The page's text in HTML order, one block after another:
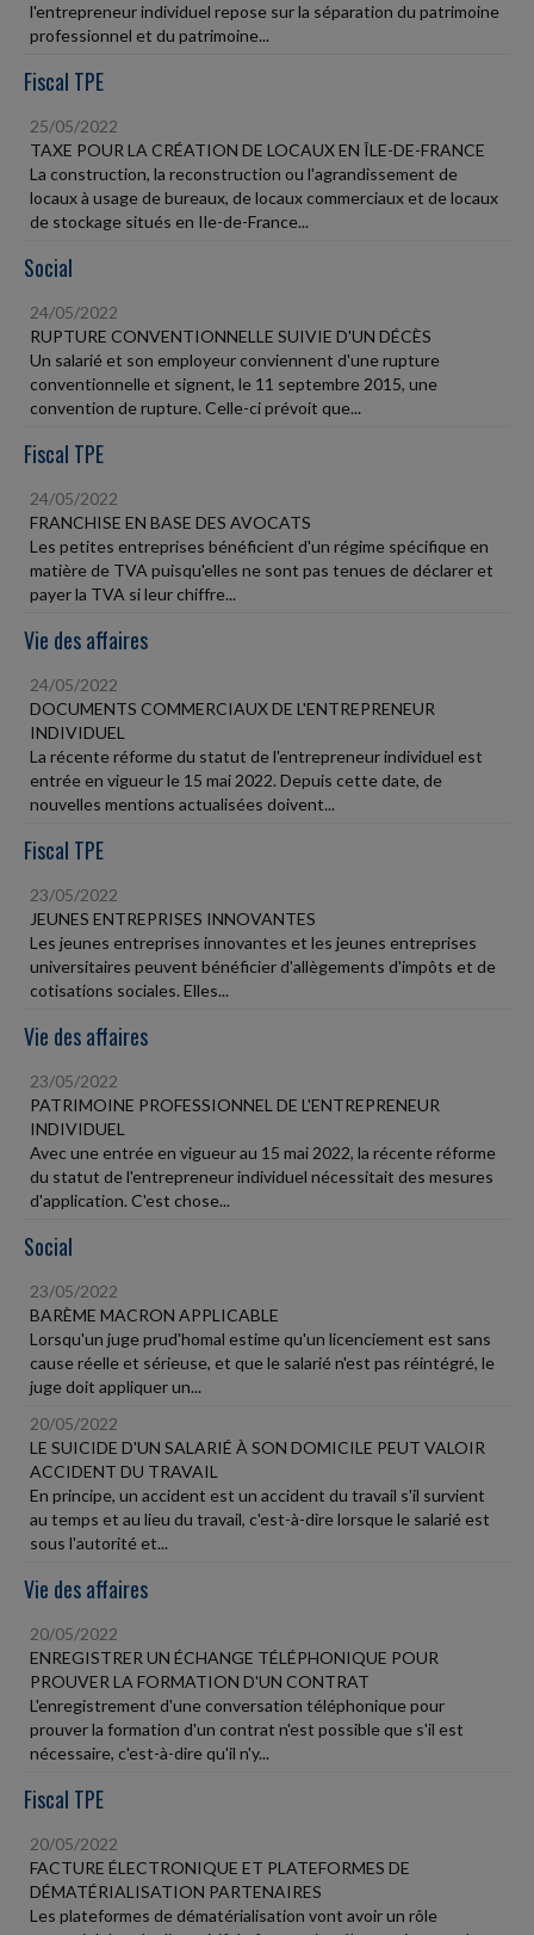
l'entrepreneur individuel repose sur la séparation du patrimoine
professionnel et du patrimoine...
Fiscal TPE
25/05/2022
TAXE POUR LA CRÉATION DE LOCAUX EN ÎLE-DE-FRANCE
La construction, la reconstruction ou l'agrandissement de
locaux à usage de bureaux, de locaux commerciaux et de locaux
de stockage situés en Ile-de-France...
Social
24/05/2022
RUPTURE CONVENTIONNELLE SUIVIE D'UN DÉCÈS
Un salarié et son employeur conviennent d'une rupture
conventionnelle et signent, le 11 septembre 2015, une
convention de rupture. Celle-ci prévoit que...
Fiscal TPE
24/05/2022
FRANCHISE EN BASE DES AVOCATS
Les petites entreprises bénéficient d'un régime spécifique en
matière de TVA puisqu'elles ne sont pas tenues de déclarer et
payer la TVA si leur chiffre...
Vie des affaires
24/05/2022
DOCUMENTS COMMERCIAUX DE L'ENTREPRENEUR
INDIVIDUEL
La récente réforme du statut de l'entrepreneur individuel est
entrée en vigueur le 15 mai 2022. Depuis cette date, de
nouvelles mentions actualisées doivent...
Fiscal TPE
23/05/2022
JEUNES ENTREPRISES INNOVANTES
Les jeunes entreprises innovantes et les jeunes entreprises
universitaires peuvent bénéficier d'allègements d'impôts et de
cotisations sociales. Elles...
Vie des affaires
23/05/2022
PATRIMOINE PROFESSIONNEL DE L'ENTREPRENEUR
INDIVIDUEL
Avec une entrée en vigueur au 15 mai 2022, la récente réforme
du statut de l'entrepreneur individuel nécessitait des mesures
d'application. C'est chose...
Social
23/05/2022
BARÈME MACRON APPLICABLE
Lorsqu'un juge prud'homal estime qu'un licenciement est sans
cause réelle et sérieuse, et que le salarié n'est pas réintégré, le
juge doit appliquer un...
20/05/2022
LE SUICIDE D'UN SALARIÉ À SON DOMICILE PEUT VALOIR
ACCIDENT DU TRAVAIL
En principe, un accident est un accident du travail s'il survient
au temps et au lieu du travail, c'est-à-dire lorsque le salarié est
sous l'autorité et...
Vie des affaires
20/05/2022
ENREGISTRER UN ÉCHANGE TÉLÉPHONIQUE POUR
PROUVER LA FORMATION D'UN CONTRAT
L'enregistrement d'une conversation téléphonique pour
prouver la formation d'un contrat n'est possible que s'il est
nécessaire, c'est-à-dire qu'il n'y...
Fiscal TPE
20/05/2022
FACTURE ÉLECTRONIQUE ET PLATEFORMES DE
DÉMATÉRIALISATION PARTENAIRES
Les plateformes de dématérialisation vont avoir un rôle